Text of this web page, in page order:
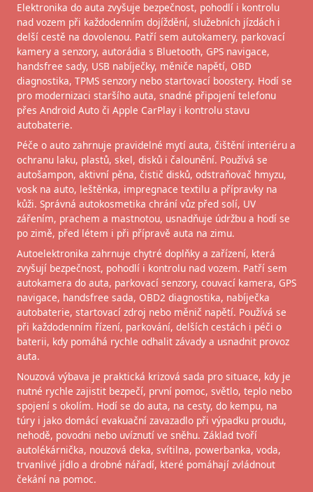
Elektronika do auta zvyšuje bezpečnost, pohodlí i kontrolu
nad vozem při každodenním dojíždění, služebních jízdách i
delší cestě na dovolenou. Patří sem autokamery, parkovací
kamery a senzory, autorádia s Bluetooth, GPS navigace,
handsfree sady, USB nabíječky, měniče napětí, OBD
diagnostika, TPMS senzory nebo startovací boostery. Hodí se
pro modernizaci staršího auta, snadné připojení telefonu
přes Android Auto či Apple CarPlay i kontrolu stavu
autobaterie.
Péče o auto zahrnuje pravidelné mytí auta, čištění interiéru a
ochranu laku, plastů, skel, disků i čalounění. Používá se
autošampon, aktivní pěna, čistič disků, odstraňovač hmyzu,
vosk na auto, leštěnka, impregnace textilu a přípravky na
kůži. Správná autokosmetika chrání vůz před solí, UV
zářením, prachem a mastnotou, usnadňuje údržbu a hodí se
po zimě, před létem i při přípravě auta na zimu.
Autoelektronika zahrnuje chytré doplňky a zařízení, která
zvyšují bezpečnost, pohodlí i kontrolu nad vozem. Patří sem
autokamera do auta, parkovací senzory, couvací kamera, GPS
navigace, handsfree sada, OBD2 diagnostika, nabíječka
autobaterie, startovací zdroj nebo měnič napětí. Používá se
při každodenním řízení, parkování, delších cestách i péči o
baterii, kdy pomáhá rychle odhalit závady a usnadnit provoz
auta.
Nouzová výbava je praktická krizová sada pro situace, kdy je
nutné rychle zajistit bezpečí, první pomoc, světlo, teplo nebo
spojení s okolím. Hodí se do auta, na cesty, do kempu, na
túry i jako domácí evakuační zavazadlo při výpadku proudu,
nehodě, povodni nebo uvíznutí ve sněhu. Základ tvoří
autolékárnička, nouzová deka, svítilna, powerbanka, voda,
trvanlivé jídlo a drobné nářadí, které pomáhají zvládnout
čekání na pomoc.